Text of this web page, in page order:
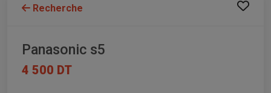
Recherche
Panasonic s5
4 500 DT